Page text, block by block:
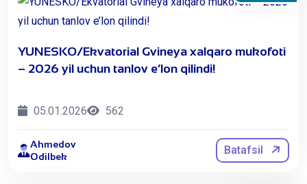
YUNESKO/Ekvatorial Gvineya xalqaro mukofoti
– 2026 yil uchun tanlov e’lon qilindi!
05.01.2026 562
Ahmedov
Odilbek
Batafsil